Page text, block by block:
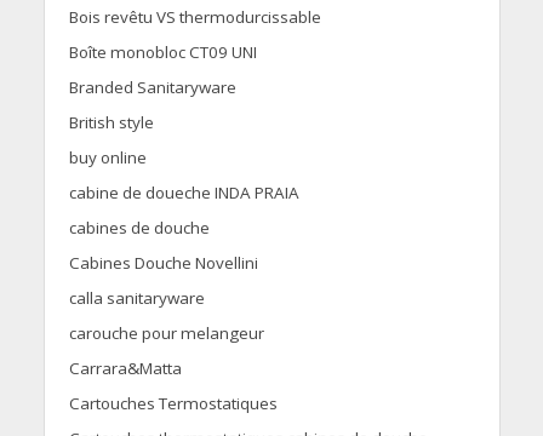
Bois revêtu VS thermodurcissable
Boîte monobloc CT09 UNI
Branded Sanitaryware
British style
buy online
cabine de doueche INDA PRAIA
cabines de douche
Cabines Douche Novellini
calla sanitaryware
carouche pour melangeur
Carrara&Matta
Cartouches Termostatiques